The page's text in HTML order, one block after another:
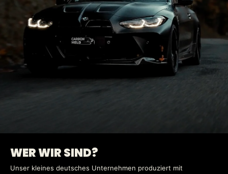
WER WIR SIND?
Unser kleines deutsches Unternehmen produziert mit